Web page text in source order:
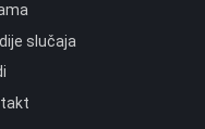
slučaja